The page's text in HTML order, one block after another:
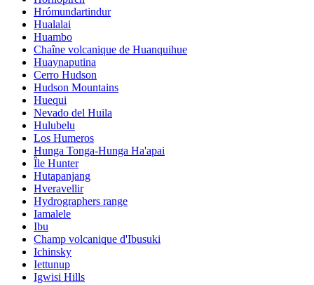
Hrómundartindur
Hualalai
Huambo
Chaîne volcanique de Huanquihue
Huaynaputina
Cerro Hudson
Hudson Mountains
Huequi
Nevado del Huila
Hulubelu
Los Humeros
Hunga Tonga-Hunga Ha'apai
Île Hunter
Hutapanjang
Hveravellir
Hydrographers range
Iamalele
Ibu
Champ volcanique d'Ibusuki
Ichinsky
Iettunup
Igwisi Hills